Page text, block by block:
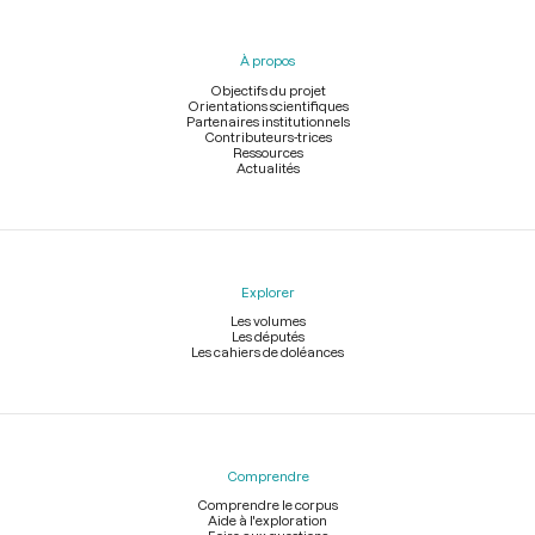
À propos
Objectifs du projet
Orientations scientifiques
Partenaires institutionnels
Contributeurs-trices
Ressources
Actualités
Explorer
Les volumes
Les députés
Les cahiers de doléances
Comprendre
Comprendre le corpus
Aide à l'exploration